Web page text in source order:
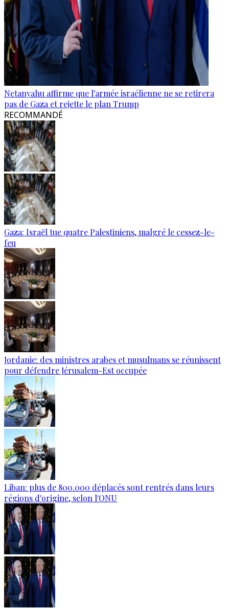
Netanyahu affirme que l'armée israélienne ne se retirera
pas de Gaza et rejette le plan Trump
RECOMMANDÉ
Gaza: Israël tue quatre Palestiniens, malgré le cessez-le-
feu
Jordanie: des ministres arabes et musulmans se réunissent
pour défendre Jérusalem-Est occupée
Liban: plus de 800.000 déplacés sont rentrés dans leurs
régions d'origine, selon l'ONU